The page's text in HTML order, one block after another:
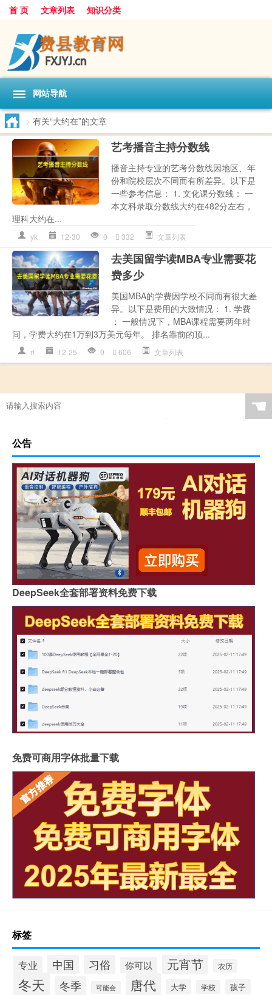
首 页 文章列表 知识分类
网站导航
> 有关“大约在”的文章
艺考播音主持分数线
播音主持专业的艺考分数线因地区、年
份和院校层次不同而有所差异。以下是
一些参考信息： 1. 文化课分数线： 一
本文科录取分数线大约在482分左右，
理科大约在...
yk 12-30 0 332 文章列表
去美国留学读MBA专业需要花
费多少
美国MBA的学费因学校不同而有很大差
异。以下是费用的大致情况： 1. 学费
： 一般情况下，MBA课程需要两年时
间，学费大约在1万到3万美元每年。 排名靠前的顶...
rl 12-25 0 606 文章列表
☚
公告
DeepSeek全套部署资料免费下载
免费可商用字体批量下载
标签
专业 中国 习俗 你可以 元宵节 农历
冬天 冬季 可能会 唐代 大学 学校 孩子